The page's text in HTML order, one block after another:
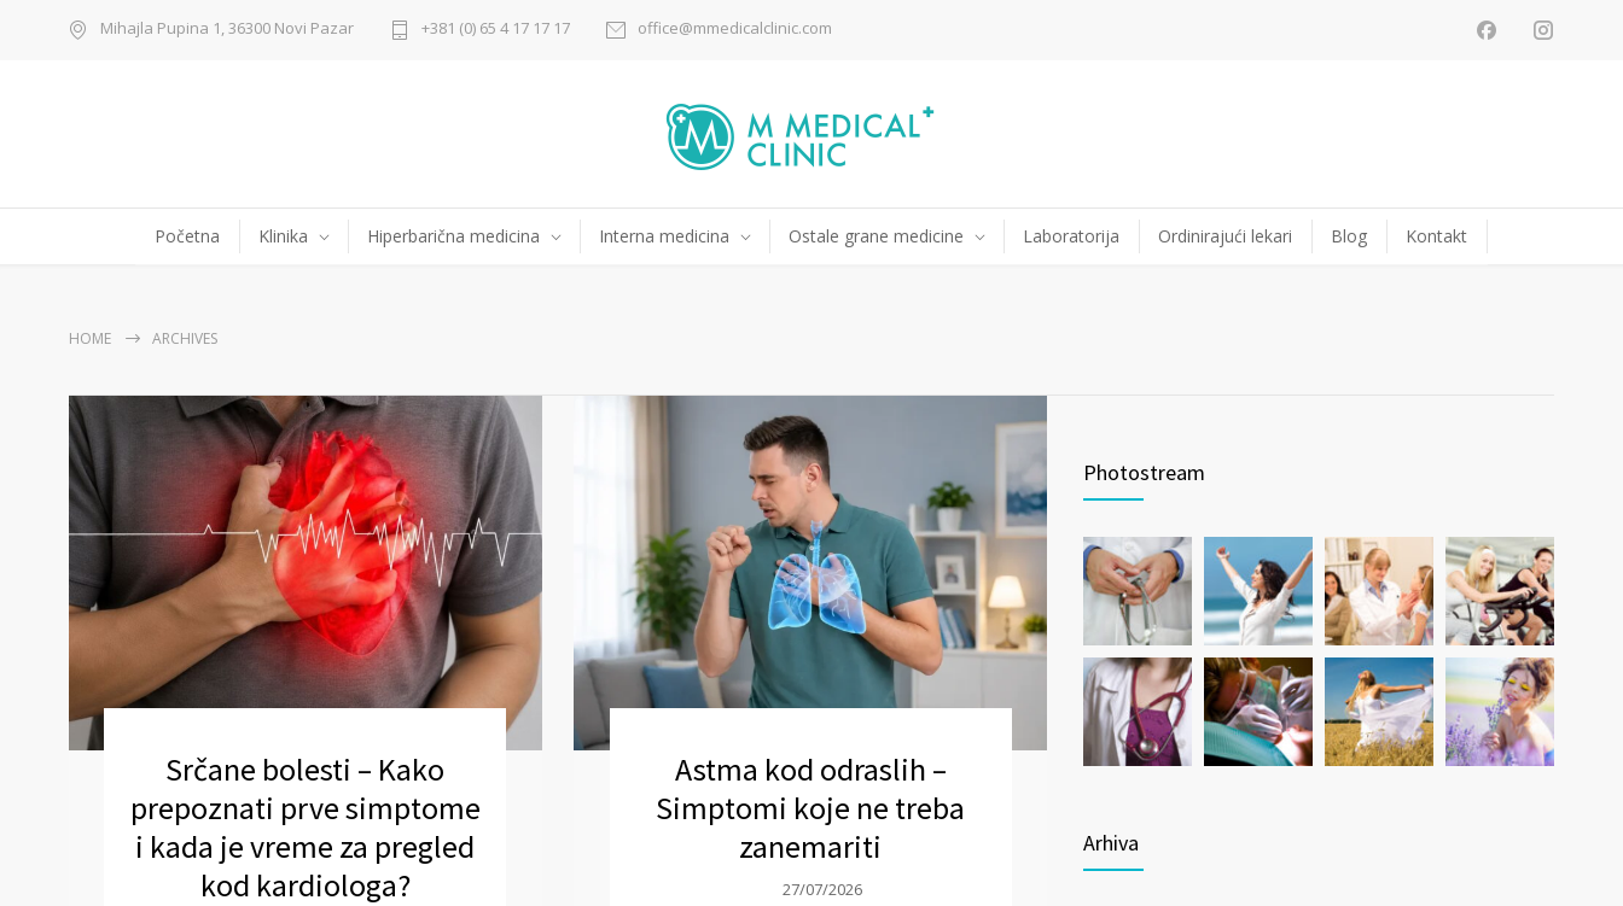
Mihajla Pupina 1, 36300 Novi Pazar +381 (0) 65 4 17 17 17 office@mmedicalclinic.com
Početna Klinika Hiperbarična medicina Interna medicina Ostale grane medicine Laboratorija Ordinirajući lekari Blog Kontakt
HOME ARCHIVES
Srčane bolesti – Kako
prepoznati prve simptome
i kada je vreme za pregled
kod kardiologa?
Astma kod odraslih –
Simptomi koje ne treba
zanemariti
27/07/2026
Photostream
Arhiva